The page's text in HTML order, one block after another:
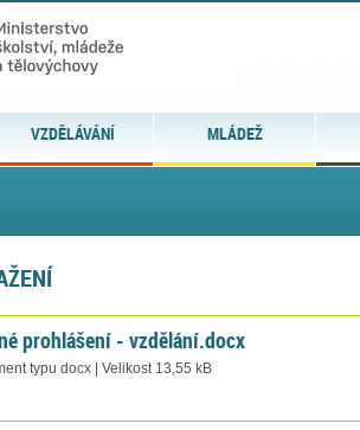
VZDĚLÁVÁNÍ MLÁDEŽ
prohlášení - vzdělání.docx
typu docx | Velikost 13,55 kB